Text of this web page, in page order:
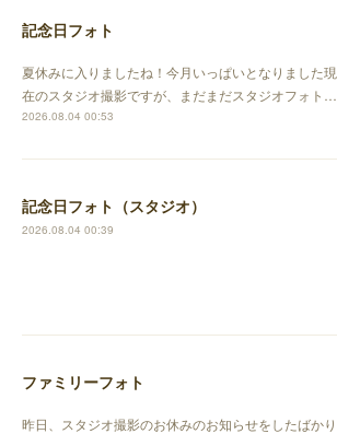
記念日フォト
夏休みに入りましたね！今月いっぱいとなりました現
在のスタジオ撮影ですが、まだまだスタジオフォト…
2026.08.04 00:53
記念日フォト（スタジオ）
2026.08.04 00:39
ファミリーフォト
昨日、スタジオ撮影のお休みのお知らせをしたばかり